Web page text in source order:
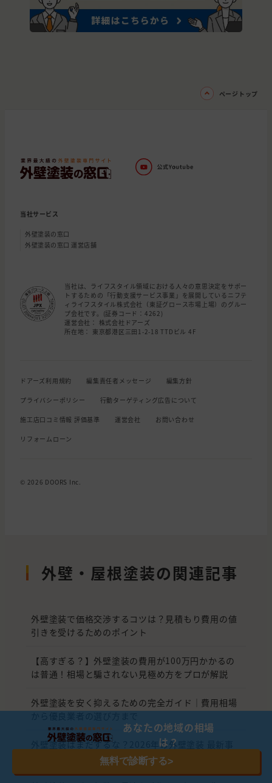
ページトップ
当社サービス
外壁塗装の窓口
外壁塗装の窓口 運営店舗
当社は、ライフスタイル領域における人々の意思決定をサポー
トするための「行動支援サービス事業」を展開しているニフテ
ィライフスタイル株式会社（東証グロース市場上場）のグルー
プ会社です。(証券コード：4262)
運営会社： 株式会社ドアーズ
所在地： 東京都港区三田1-2-18 TTDビル 4F
ドアーズ利用規約 編集責任者メッセージ 編集方針
プライバシーポリシー 行動ターゲティング広告について
施工店口コミ情報 評価基準 運営会社 お問い合わせ
リフォームローン
© 2026 DOORS Inc.
外壁・屋根塗装の関連記事
外壁塗装で価格交渉するコツは？見積もり費用の値
引きを受けるためのポイント
【高すぎる？】外壁塗装の費用が100万円かかるの
は普通！相場と騙されない見極め方をプロが解説
外壁塗装を安く抑えるための完全ガイド｜費用相場
外壁塗装はまだするな？2026年の外壁塗装 最新事
あなたの地域の相場
は？
無料で診断する>